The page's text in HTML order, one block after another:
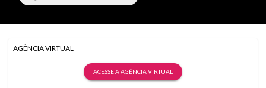
AGÊNCIA VIRTUAL
ACESSE A AGÊNCIA VIRTUAL